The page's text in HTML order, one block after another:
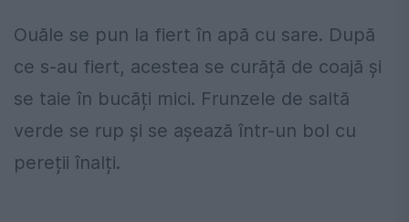
Ouăle se pun la fiert în apă cu sare. După
ce s-au fiert, acestea se curăță de coajă și
se taie în bucăți mici. Frunzele de saltă
verde se rup și se așează într-un bol cu
pereții înalți.